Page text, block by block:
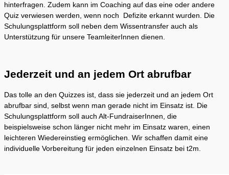
hinterfragen. Zudem kann im Coaching auf das eine oder andere
Quiz verwiesen werden, wenn noch Defizite erkannt wurden. Die
Schulungsplattform soll neben dem Wissentransfer auch als
Unterstützung für unsere TeamleiterInnen dienen.
Jederzeit und an jedem Ort abrufbar
Das tolle an den Quizzes ist, dass sie jederzeit und an jedem Ort
abrufbar sind, selbst wenn man gerade nicht im Einsatz ist. Die
Schulungsplattform soll auch Alt-FundraiserInnen, die
beispielsweise schon länger nicht mehr im Einsatz waren, einen
leichteren Wiedereinstieg ermöglichen. Wir schaffen damit eine
individuelle Vorbereitung für jeden einzelnen Einsatz bei t2m.